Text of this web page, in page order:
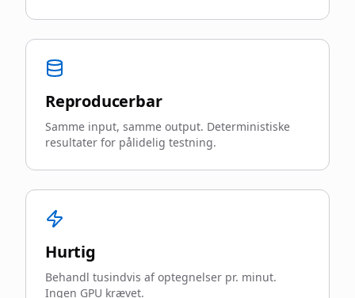
Reproducerbar
Samme input, samme output. Deterministiske
resultater for pålidelig testning.
Hurtig
Behandl tusindvis af optegnelser pr. minut.
Ingen GPU krævet.